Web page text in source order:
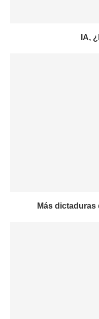
IA,
Más